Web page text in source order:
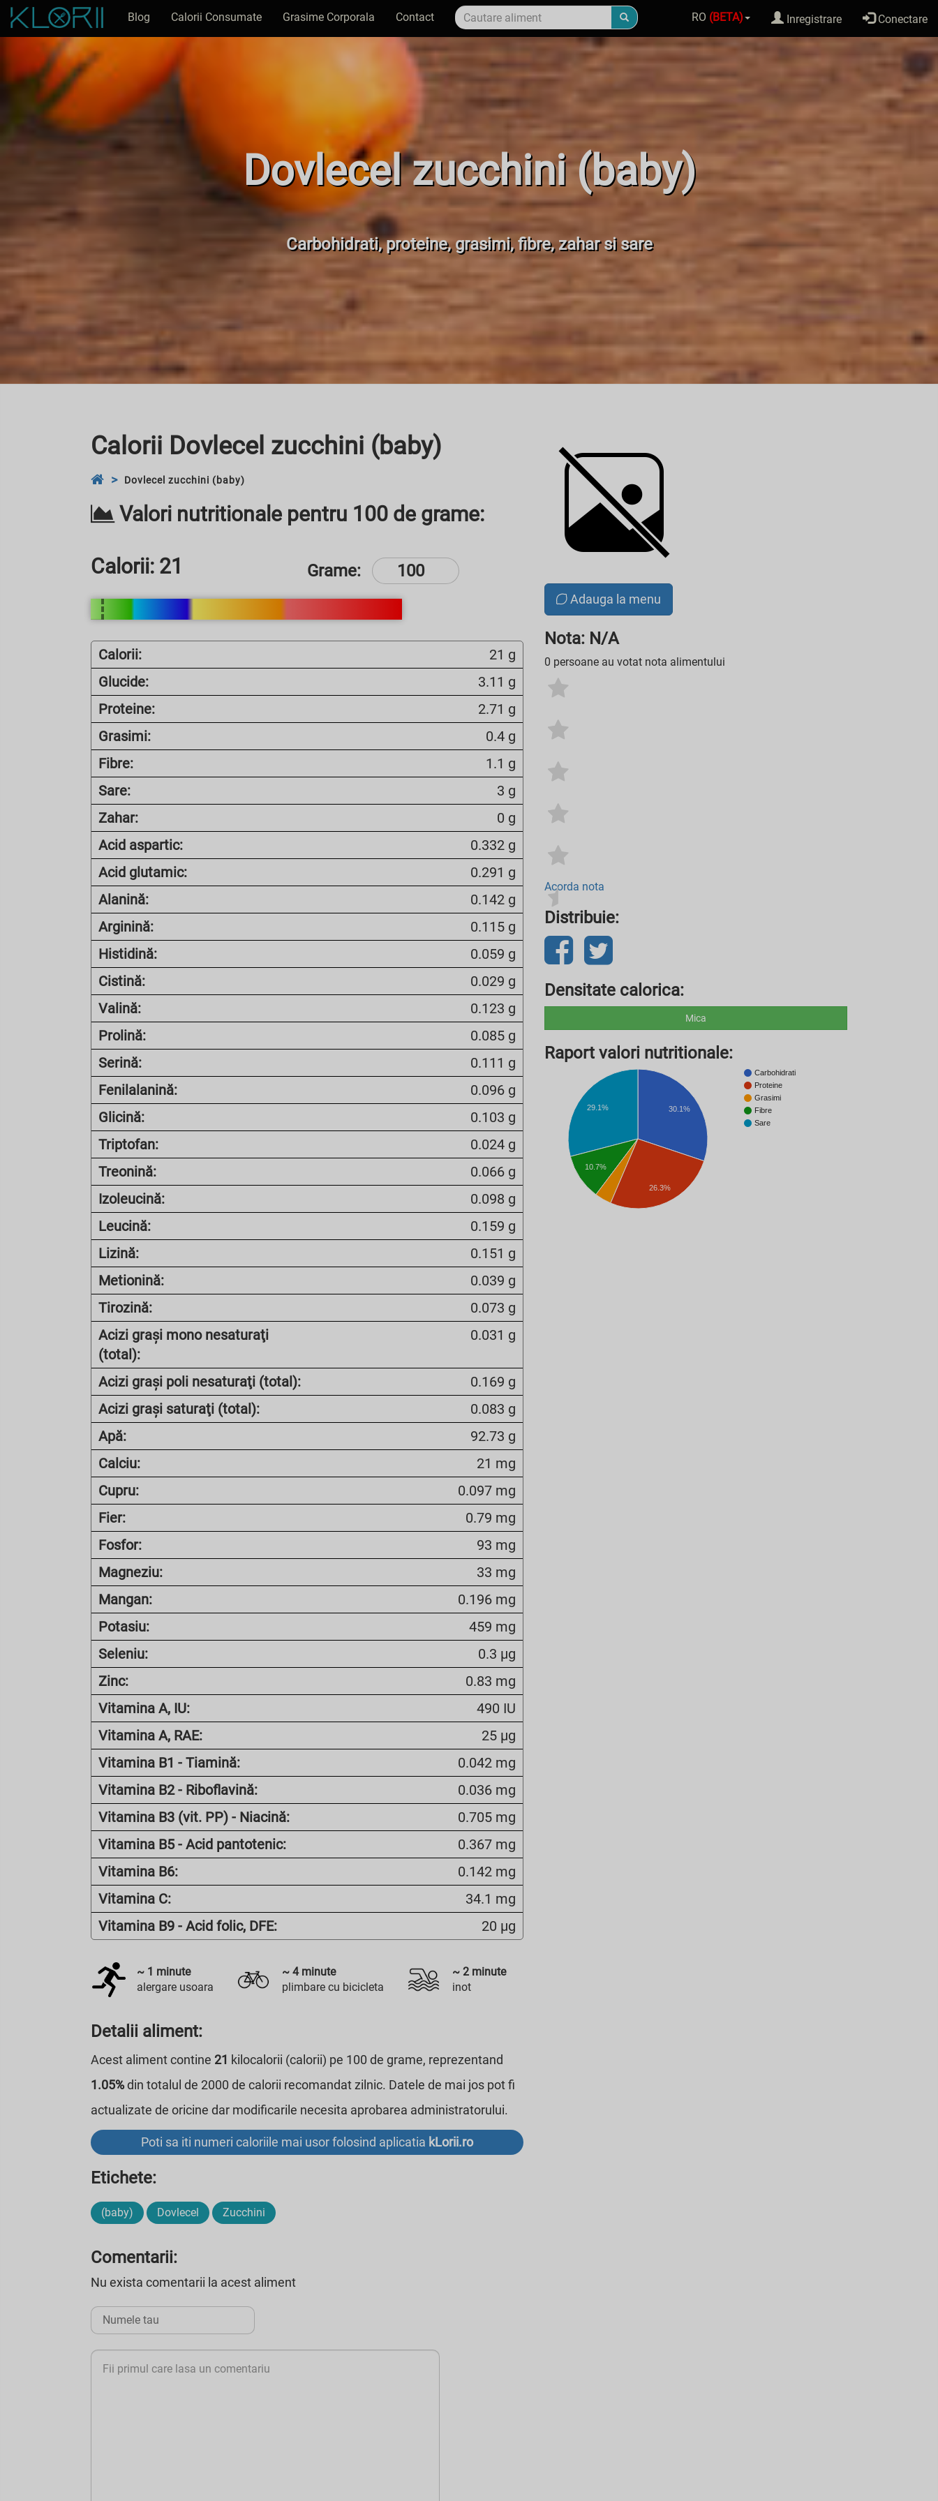
Blog Calorii Consumate Grasime Corporala Contact RO (BETA) Inregistrare Conectare
Dovlecel zucchini (baby)
Carbohidrati, proteine, grasimi, fibre, zahar si sare
Calorii Dovlecel zucchini (baby)
Dovlecel zucchini (baby)
Valori nutritionale pentru 100 de grame:
Calorii: 21 Grame:
Calorii:
21 g
Glucide:
3.11 g
Proteine:
2.71 g
Grasimi:
0.4 g
Fibre:
1.1 g
Sare:
3 g
Zahar:
0 g
Acid aspartic:
0.332 g
Acid glutamic:
0.291 g
Alanină:
0.142 g
Arginină:
0.115 g
Histidină:
0.059 g
Cistină:
0.029 g
Valină:
0.123 g
Prolină:
0.085 g
Serină:
0.111 g
Fenilalanină:
0.096 g
Glicină:
0.103 g
Triptofan:
0.024 g
Treonină:
0.066 g
Izoleucină:
0.098 g
Leucină:
0.159 g
Lizină:
0.151 g
Metionină:
0.039 g
Tirozină:
0.073 g
Acizi graşi mono nesaturaţi
(total):
0.031 g
Acizi graşi poli nesaturaţi (total):
0.169 g
Acizi graşi saturaţi (total):
0.083 g
Apă:
92.73 g
Calciu:
21 mg
Cupru:
0.097 mg
Fier:
0.79 mg
Fosfor:
93 mg
Magneziu:
33 mg
Mangan:
0.196 mg
Potasiu:
459 mg
Seleniu:
0.3 µg
Zinc:
0.83 mg
Vitamina A, IU:
490 IU
Vitamina A, RAE:
25 µg
Vitamina B1 - Tiamină:
0.042 mg
Vitamina B2 - Riboflavină:
0.036 mg
Vitamina B3 (vit. PP) - Niacină:
0.705 mg
Vitamina B5 - Acid pantotenic:
0.367 mg
Vitamina B6:
0.142 mg
Vitamina C:
34.1 mg
Vitamina B9 - Acid folic, DFE:
20 µg
~ 1 minute
alergare usoara
~4minute
plimbare cu bicicleta
~2 minute
inot
Detalii aliment:
Acest aliment contine21 kilocalorii (calorii) pe 100 de grame, reprezentand
1.05%din totalul de 2000 de calorii recomandat zilnic. Datele de mai jos pot fi
actualizate de oricine dar modificarile necesita aprobarea administratorului.
Poti sa iti numeri caloriile mai usor folosind aplicatia kLorii.ro
Etichete:
(baby) Dovlecel Zucchini
Adauga la menu
Nota: N/A
0 persoane au votat nota alimentului
Acorda nota
Distribuie:
Densitate calorica:
Mica
Raport valori nutritionale:
Carbohidrati
Proteine
Grasimi
Fibre
Sare
30.1%
29.1%
10.7%
26.3%
Comentarii:
Nu exista comentarii la acest aliment